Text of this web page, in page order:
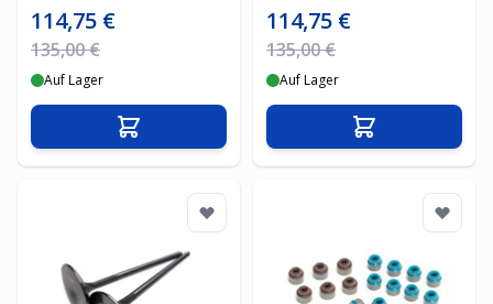
Sonderpreis
114,75 €
Regulärer Preis
135,00 €
Auf Lager
In den Warenkorb
Sonderpreis
114,75 €
Regulärer Preis
135,00 €
Auf Lager
In den